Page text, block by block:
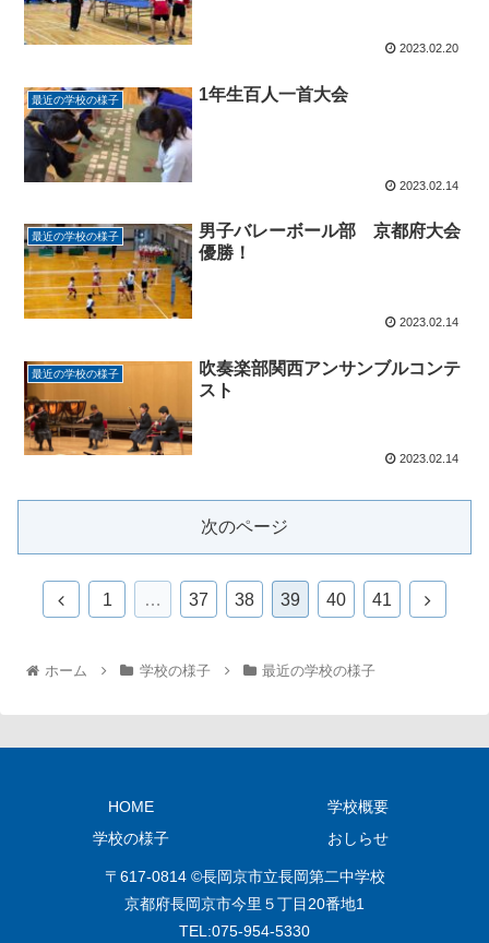
2023.02.20
最近の学校の様子 1年生百人一首大会
2023.02.14
最近の学校の様子
男子バレーボール部 京都府大会
優勝！
2023.02.14
最近の学校の様子
吹奏楽部関西アンサンブルコンテ
スト
2023.02.14
次のページ
1 … 37 38 39 40 41
ホーム 学校の様子 最近の学校の様子
HOME
学校概要
学校の様子
おしらせ
〒617-0814 ©長岡京市立長岡第二中学校
京都府長岡京市今里５丁目20番地1
TEL:075‐954‐5330